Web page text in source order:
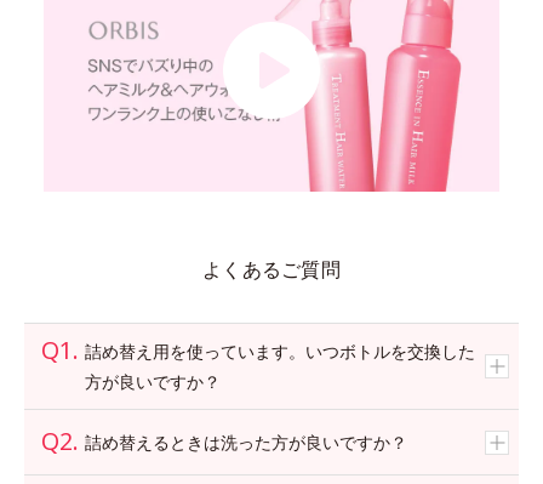
よくあるご質問
詰め替え用を使っています。いつボトルを交換した
方が良いですか？
詰め替えるときは洗った方が良いですか？